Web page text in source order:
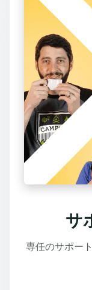
サ
専任のサポー